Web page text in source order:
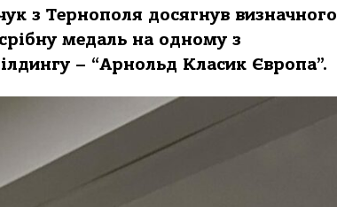
з Тернополя досягнув визначного
медаль на одному з
– “Арнольд Класик Європа”.